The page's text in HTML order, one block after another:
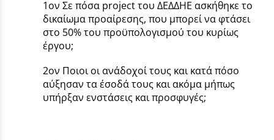
1ον Σε πόσα project του ΔΕΔΔΗΕ ασκήθηκε το
δικαίωμα προαίρεσης, που μπορεί να φτάσει
στο 50% του προϋπολογισμού του κυρίως
έργου;
2ον Ποιοι οι ανάδοχοί τους και κατά πόσο
αύξησαν τα έσοδά τους και ακόμα μήπως
υπήρξαν ενστάσεις και προσφυγές;